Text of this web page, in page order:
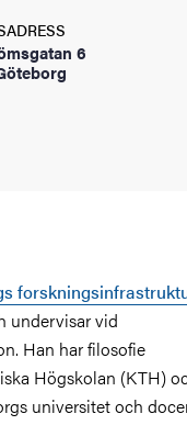
6
undervisar vid
Han har filosofie
Högskolan (KTH)
universitet och